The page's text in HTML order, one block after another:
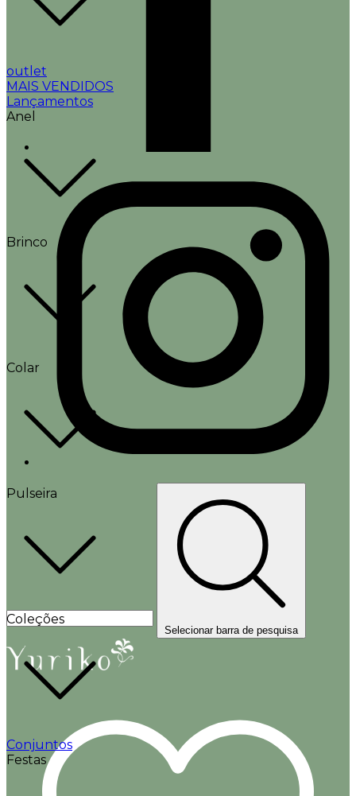
outlet
MAIS VENDIDOS
Lançamentos
Anel
Brinco
Colar
Pulseira
Coleções
Conjuntos
Festas
Selecionar barra de pesquisa